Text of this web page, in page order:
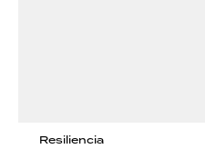
Resiliencia